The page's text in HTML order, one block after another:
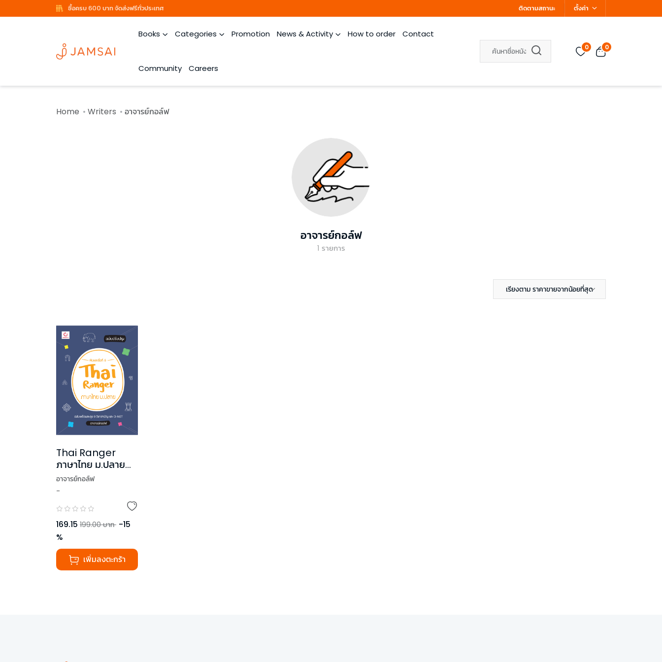
ซื้อครบ 600 บาท จัดส่งฟรีทั่วประเทศ ติดตามสถานะ ตั้งค่า
Books Categories Promotion News & Activity How to order Contact
Community Careers
0 0
Home Writers อาจารย์กอล์ฟ
อาจารย์กอล์ฟ
1 รายการ
เรียงตาม ราคาขายจากน้อยที่สุด
Thai Ranger
ภาษาไทย ม.ปลาย
(ฉบับปรับปรุง)
อาจารย์กอล์ฟ
-
169.15 199.00 บาท -15
%
เพิ่มลงตะกร้า